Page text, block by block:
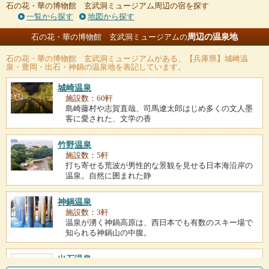
石の花・華の博物館 玄武洞ミュージアム周辺の宿を探す
一覧から探す
地図から探す
石の花・華の博物館 玄武洞ミュージアムの周辺の温泉地
石の花・華の博物館 玄武洞ミュージアムがある、【兵庫県】城崎温
泉・豊岡・出石・神鍋の温泉地を表記しています。
城崎温泉
施設数：60軒
島崎藤村や志賀直哉、司馬遼太郎はじめ多くの文人墨
客に愛された、文学の香
竹野温泉
施設数：5軒
打ち寄せる荒波が男性的な景観を見せる日本海沿岸の
温泉。自然に囲まれた静
神鍋温泉
施設数：3軒
温泉が湧く神鍋高原は、西日本でも有数のスキー場で
知られる神鍋山の中腹。
出石温泉